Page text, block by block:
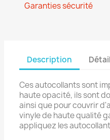
Garanties sécurité
Description
Ces autocollants sont
haute opacité, ils sont
ainsi que pour couvrir
vinyle de haute qualité
appliquez les